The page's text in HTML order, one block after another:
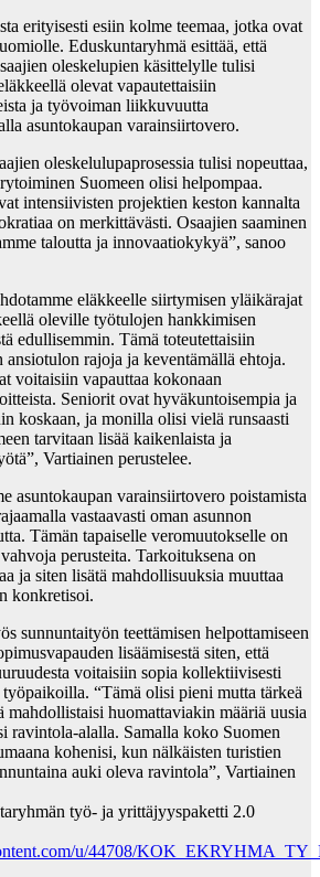
erityisesti esiin kolme teemaa, jotka ovat
Eduskuntaryhmä esittää, että
oleskelupien käsittelylle tulisi
olevat vapautettaisiin
ja työvoiman liikkuvuutta
asuntokaupan varainsiirtovero.
oleskelulupaprosessia tulisi nopeuttaa,
Suomeen olisi helpompaa.
intensiivisten projektien keston kannalta
on merkittävästi. Osaajien saaminen
taloutta ja innovaatiokykyä”, sanoo
eläkkeelle siirtymisen yläikärajat
oleville työtulojen hankkimisen
edullisemmin. Tämä toteutettaisiin
rajoja ja keventämällä ehtoja.
voitaisiin vapauttaa kokonaan
Seniorit ovat hyväkuntoisempia ja
koskaan, ja monilla olisi vielä runsaasti
tarvitaan lisää kaikenlaista ja
Vartiainen perustelee.
asuntokaupan varainsiirtovero poistamista
vastaavasti oman asunnon
Tämän tapaiselle veromuutokselle on
perusteita. Tarkoituksena on
ja siten lisätä mahdollisuuksia muuttaa
konkretisoi.
sunnuntaityön teettämisen helpottamiseen
lisäämisestä siten, että
voitaisiin sopia kollektiivisesti
“Tämä olisi pieni mutta tärkeä
mahdollistaisi huomattaviakin määriä uusia
ravintola-alalla. Samalla koko Suomen
kohenisi, kun nälkäisten turistien
auki oleva ravintola”, Vartiainen
työ- ja yrittäjyyspaketti 2.0
u/44708/